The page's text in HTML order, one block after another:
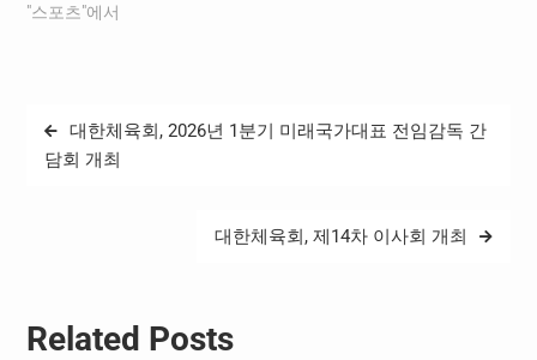
험형 스포츠 행사를 운영한
린이들에게 스포츠를 보다
친근하게 경험할 수 있는 기
방…국가대표선수 포토존, 주
"스포츠"에서
글
탐
대한체육회, 2026년 1분기 미래국가대표 전임감독 간
담회 개최
대한체육회, 제14차 이사회 개최
Related Posts